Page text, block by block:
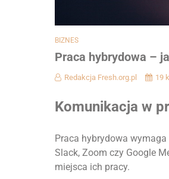
BIZNES
Praca hybrydowa –
Redakcja Fresh.org.pl 19
Komunikacja w
Praca hybrydowa
Slack, Zoom czy Google
miejsca ich pracy.